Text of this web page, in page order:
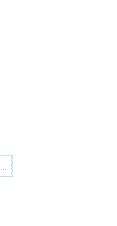
выездные семинары академического кадрового резерва